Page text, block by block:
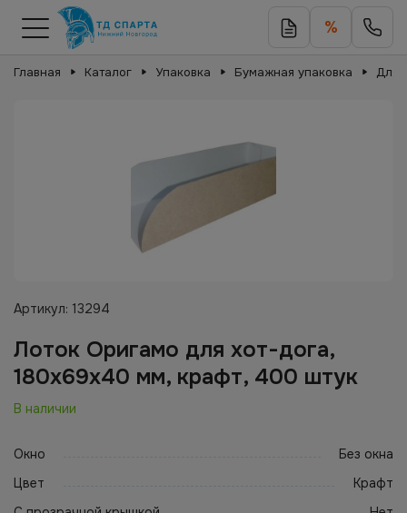
%
Главная Каталог Упаковка Бумажная упаковка Для
Артикул: 13294
Лоток Оригамо для хот-дога,
180х69х40 мм, крафт, 400 штук
В наличии
Окно
Без окна
Цвет
Крафт